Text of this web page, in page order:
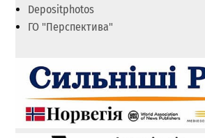
Depositphotos
ГО "Перспектива"